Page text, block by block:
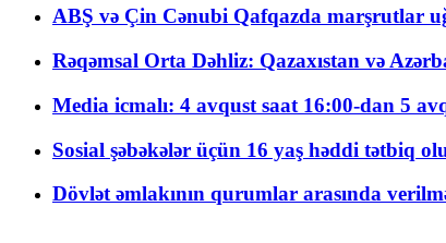
ABŞ və Çin Cənubi Qafqazda marşrutlar
Rəqəmsal Orta Dəhliz: Qazaxıstan və
Media icmalı: 4 avqust saat 16:00-dan 5
Sosial şəbəkələr üçün 16 yaş həddi tətbiq
Dövlət əmlakının qurumlar arasında